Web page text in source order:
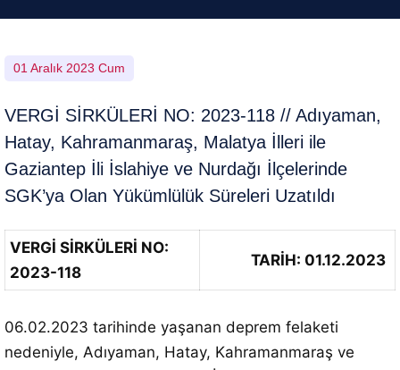
01 Aralık 2023 Cum
VERGİ SİRKÜLERİ NO: 2023-118 // Adıyaman,
Hatay, Kahramanmaraş, Malatya İlleri ile
Gaziantep İli İslahiye ve Nurdağı İlçelerinde
SGK’ya Olan Yükümlülük Süreleri Uzatıldı
VERGİ SİRKÜLERİ NO:
2023-118
TARİH: 01.12.2023
06.02.2023 tarihinde yaşanan deprem felaketi
nedeniyle, Adıyaman, Hatay, Kahramanmaraş ve